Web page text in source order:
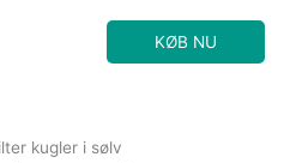
KØB NU
kugler i sølv